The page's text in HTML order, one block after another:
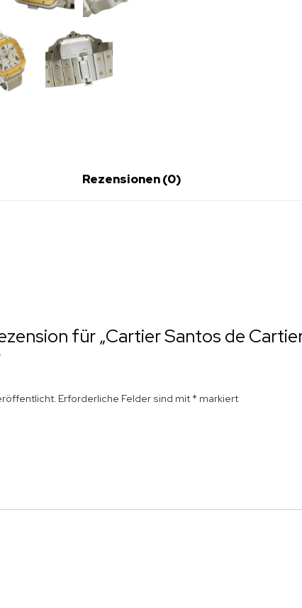
Rezensionen (0)
für „Cartier Santos de
Erforderliche Felder sind mit * markiert